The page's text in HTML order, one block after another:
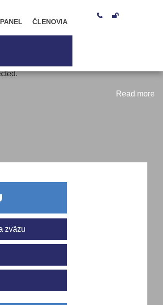
Read more
 
ČLENOVIA
zväzu